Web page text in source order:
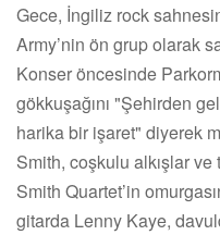
Gece, İngiliz rock
Army’nin ön grup olarak
Konser öncesinde
gökkuşağını "Şehirden
harika bir işaret" diyerek
Smith, coşkulu alkışlar ve
Smith Quartet’in
gitarda Lenny Kaye,